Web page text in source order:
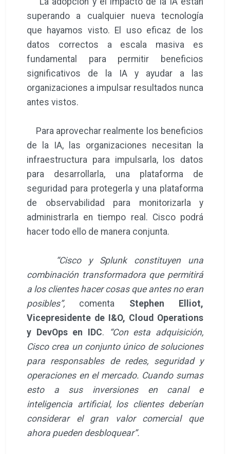
superando a cualquier nueva tecnología
que hayamos visto. El uso eficaz de los
datos correctos a escala masiva es
fundamental para permitir beneficios
significativos de la IA y ayudar a las
organizaciones a impulsar resultados nunca
antes vistos.
Para aprovechar realmente los beneficios
de la IA, las organizaciones necesitan la
infraestructura para impulsarla, los datos
para desarrollarla, una plataforma de
seguridad para protegerla y una plataforma
de observabilidad para monitorizarla y
administrarla en tiempo real. Cisco podrá
hacer todo ello de manera conjunta.
“Cisco y Splunk constituyen una
combinación transformadora que permitirá
a los clientes hacer cosas que antes no eran
posibles”, comenta Stephen Elliot,
Vicepresidente de I&O, Cloud Operations
y DevOps en IDC. “Con esta adquisición,
Cisco crea un conjunto único de soluciones
para responsables de redes, seguridad y
operaciones en el mercado. Cuando sumas
esto a sus inversiones en canal e
inteligencia artificial, los clientes deberían
considerar el gran valor comercial que
ahora pueden desbloquear”.